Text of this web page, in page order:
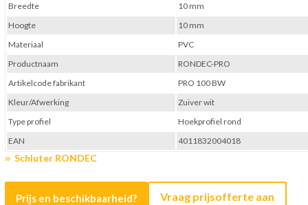
Schluter RONDEC
Prijs en beschikbaarheid?
Vraag prijsofferte aan
Breedte
10 mm
Hoogte
10 mm
Materiaal
PVC
Productnaam
RONDEC-PRO
Artikelcode fabrikant
PRO 100 BW
Kleur/Afwerking
Zuiver wit
Type profiel
Hoekprofiel rond
EAN
4011832004018